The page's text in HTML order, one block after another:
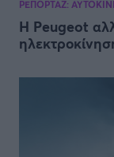
ΡΕΠΟΡΤΑΖ:
Η Peugeot